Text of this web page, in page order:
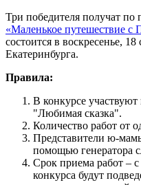
Три победителя получат по
«Маленькое путешествие с
состоится в воскресенье,
Екатеринбурга.
Правила:
В конкурсе
"Любимая сказка".
Количество работ от
Представители ю-
помощью генератора
Срок приема работ –
конкурса будут